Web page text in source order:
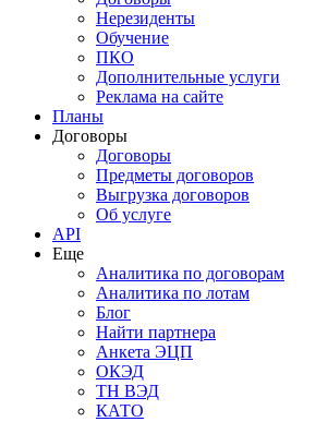
Нерезиденты
Обучение
ПКО
Дополнительные услуги
Реклама на сайте
Планы
Договоры
Договоры
Предметы договоров
Выгрузка договоров
Об услуге
API
Еще
Аналитика по договорам
Аналитика по лотам
Блог
Найти партнера
Анкета ЭЦП
ОКЭД
ТН ВЭД
КАТО